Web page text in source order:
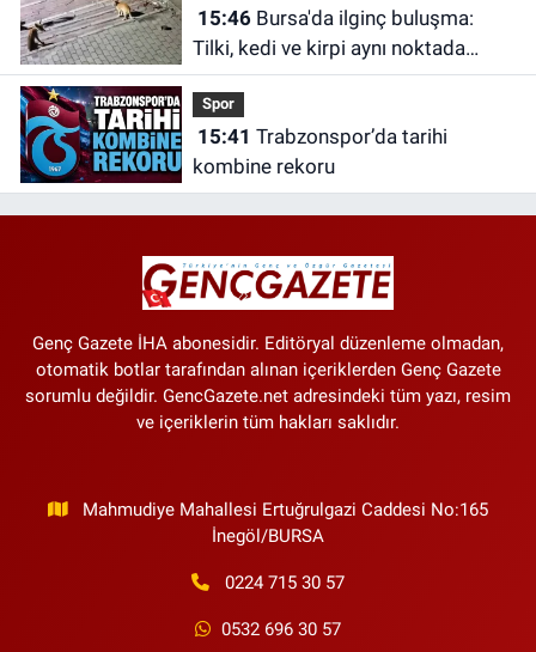
15:46Bursa'da ilginç buluşma:
Tilki, kedi ve kirpi aynı noktada
görüntülendi
Spor
15:41
kombine rekoru
Genç Gazete İHA abonesidir. Editöryal düzenleme olmadan,
otomatik botlar tarafından alınan içeriklerden Genç Gazete
sorumlu değildir. GencGazete.net adresindeki tüm yazı, resim
ve içeriklerin tüm hakları saklıdır.
Mahmudiye Mahallesi Ertuğrulgazi Caddesi No:165
İnegöl/BURSA
0224 715 30 57
0532 696 30 57